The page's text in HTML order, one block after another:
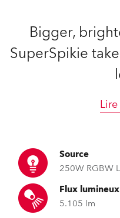
Bigger,
SuperSpikie
Source
250W RGBW
Flux lumineux
5.105 lm